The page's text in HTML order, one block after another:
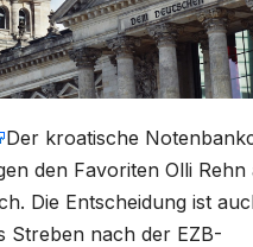
​Der kroatische
den Favoriten Olli Rehn
Die Entscheidung ist
Streben nach der EZB-